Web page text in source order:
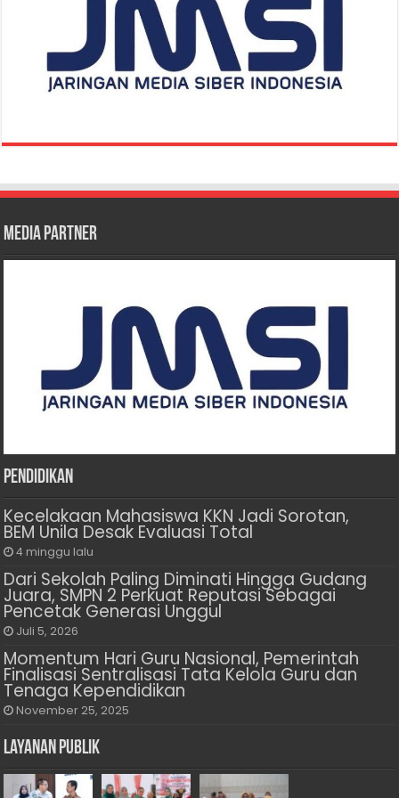
Media Partner
Pendidikan
Kecelakaan Mahasiswa KKN Jadi Sorotan,
BEM Unila Desak Evaluasi Total
4 minggu lalu
Dari Sekolah Paling Diminati Hingga Gudang
Juara, SMPN 2 Perkuat Reputasi Sebagai
Pencetak Generasi Unggul
Juli 5, 2026
Momentum Hari Guru Nasional, Pemerintah
Finalisasi Sentralisasi Tata Kelola Guru dan
Tenaga Kependidikan
November 25, 2025
Layanan Publik